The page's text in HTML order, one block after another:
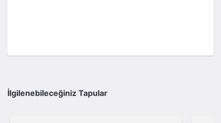
İlgilenebileceğiniz Tapular